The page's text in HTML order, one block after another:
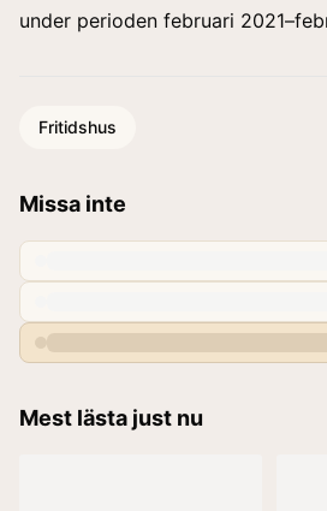
under perioden februari
Fritidshus
Missa inte
Mest lästa just nu